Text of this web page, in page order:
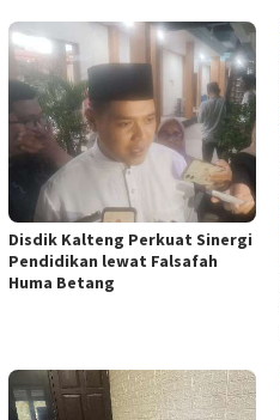
Disdik Kalteng Perkuat Sinergi
Pendidikan lewat Falsafah
Huma Betang